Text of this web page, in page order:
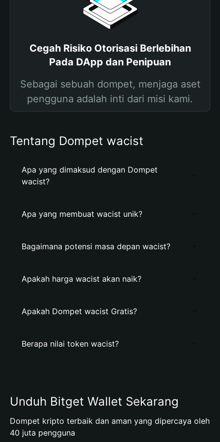
Cegah Risiko Otorisasi Berlebihan
Pada DApp dan Penipuan
Sebagai sebuah dompet, menjaga aset
pengguna adalah inti dari misi kami.
Tentang Dompet wacist
Apa yang dimaksud dengan Dompet
wacist?
Apa yang membuat wacist unik?
Bagaimana potensi masa depan wacist?
Apakah harga wacist akan naik?
Apakah Dompet wacist Gratis?
Berapa nilai token wacist?
Unduh Bitget Wallet Sekarang
Dompet kripto terbaik dan aman yang dipercaya oleh
40 juta pengguna